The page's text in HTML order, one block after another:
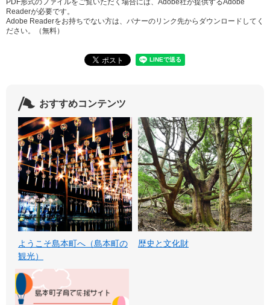
PDF形式のファイルをご覧いただく場合には、Adobe社が提供するAdobe
Readerが必要です。
Adobe Readerをお持ちでない方は、バナーのリンク先からダウンロードしてく
ださい。（無料）
おすすめコンテンツ
ようこそ島本町へ（島本町の
観光）
歴史と文化財